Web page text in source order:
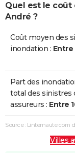
Boue
et/ou
Coulées de
Inondations
et/ou
Coulées de
Boue
Quel est le coût
André ?
Coût moyen des
inondation : Entre
Part des
total des sinistres
assureurs : Entre
Source : Linternaute.com
Villes